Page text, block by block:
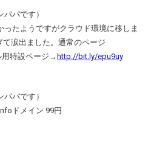
パです）
たようですがクラウド環境に移しま
涙出ました。通常のページ
用特設ページ→ http://bit.ly/epu9uy
パです）
ドメイン 99円